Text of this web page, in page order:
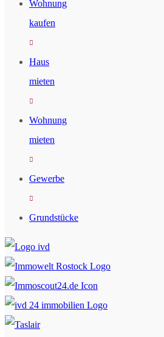
Wohnung
kaufen
Haus
mieten
Wohnung
mieten
Gewerbe
Grundstücke